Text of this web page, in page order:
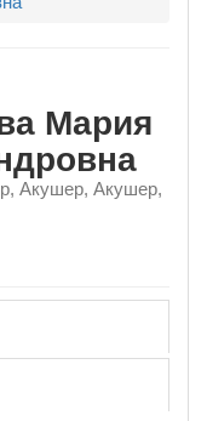
Мария
Акушер, Акушер,